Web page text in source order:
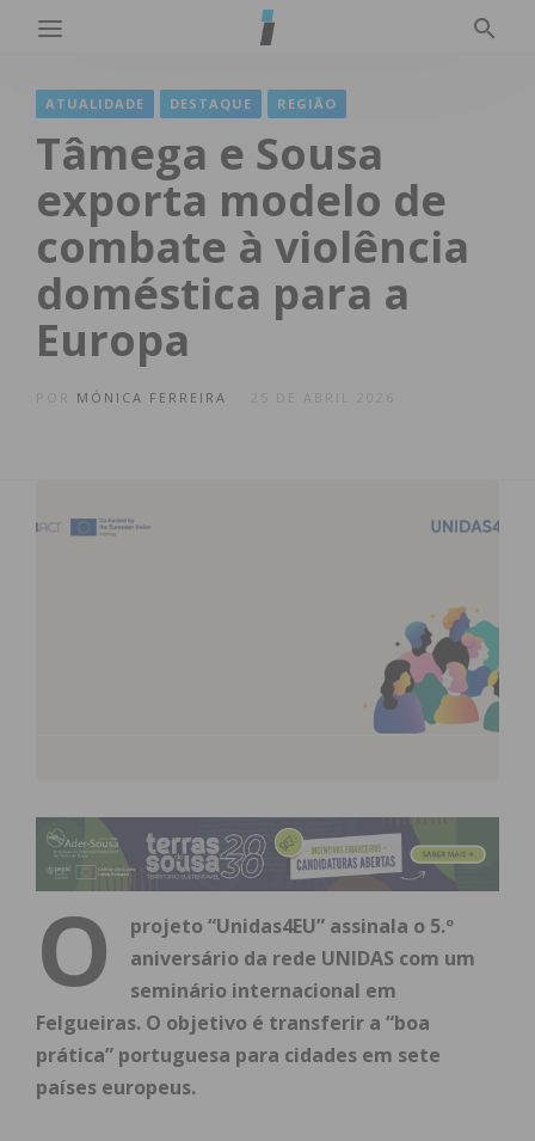
ATUALIDADE DESTAQUE REGIÃO
Tâmega e Sousa
exporta modelo de
combate à violência
doméstica para a
Europa
MÓNICA FERREIRA 25 DE ABRIL 2026
O
projeto “Unidas4EU” assinala o 5.º
aniversário da rede UNIDAS com um
seminário internacional em
Felgueiras. O objetivo é transferir a “boa
prática” portuguesa para cidades em sete
países europeus.